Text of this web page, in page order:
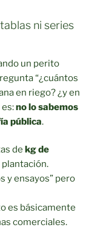
ni series
un perito
“¿cuántos
en riego? ¿y en
no lo sabemos
pública.
de kg de
plantación.
y ensayos” pero
es básicamente
comerciales.